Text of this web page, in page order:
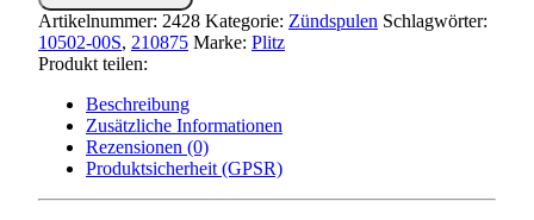
8306.8-
110/2
S50,KR51/1,SR4-
Menge
Artikelnummer: 2428 Kategorie: Zündspulen Schlagwörter:
10502-00S, 210875 Marke: Plitz
Produkt teilen:
Beschreibung
Zusätzliche Informationen
Rezensionen (0)
Produktsicherheit (GPSR)